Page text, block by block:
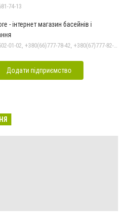
74-13
- інтернет магазин басейнів і
+380(44)502-01-02, +380(66)777-78-42, +380(67)777-82-19, +380(67)890-80-80, +380(73)890-80-80, +380(44)502-01-03
Додати підприємство